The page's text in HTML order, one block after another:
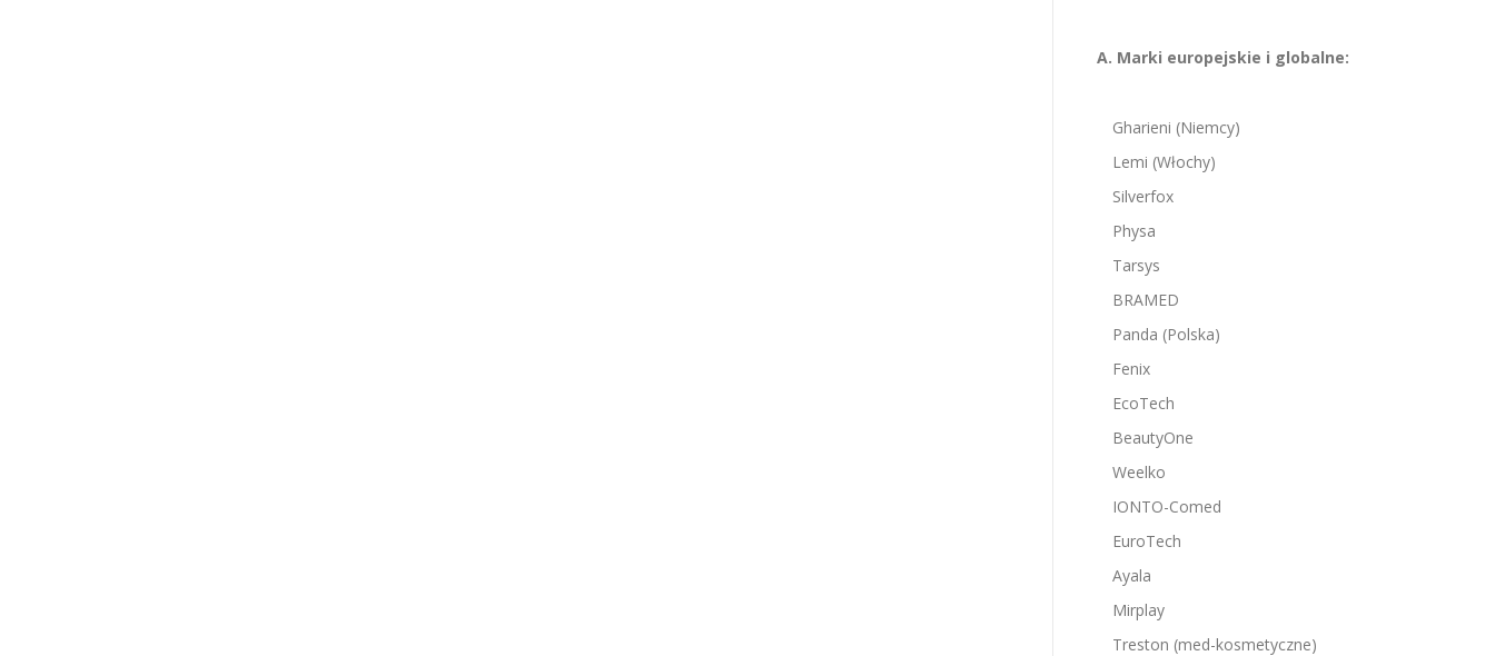
A. Marki europejskie i globalne:
Gharieni (Niemcy)
Lemi (Włochy)
Silverfox
Physa
Tarsys
BRAMED
Panda (Polska)
Fenix
EcoTech
BeautyOne
Weelko
IONTO-Comed
EuroTech
Ayala
Mirplay
Treston (med-kosmetyczne)